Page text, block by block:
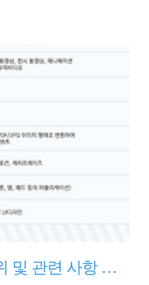
료로 배포하는 곳
은 카스퍼스키 측
. 하지만 아직까
며 사용에는 문제
지도 모르겠으나
를 받아서 제품을
3개월 라이선스로
이러스 2015 3개월
2014년 윤서체 정품 사용 범위 및 관련 사항 안내